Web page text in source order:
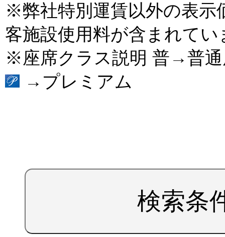
※弊社特別運賃以外の表示
客施設使用料が含まれてい
※座席クラス説明 普→普
→プレミアム
検索条